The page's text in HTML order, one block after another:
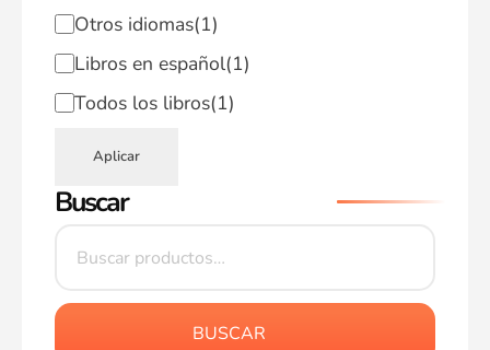
Otros idiomas(1)
Libros en español(1)
Todos los libros(1)
Aplicar
Buscar
BUSCAR